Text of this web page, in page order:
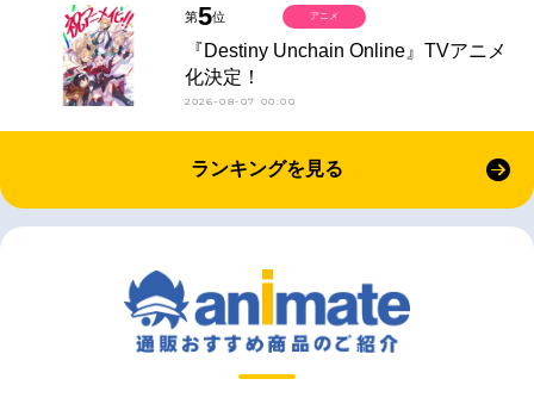
第5位
『Destiny Unchain Online』TVアニメ
化決定！
2026-08-07 00:00
アニメ
ランキングを見る